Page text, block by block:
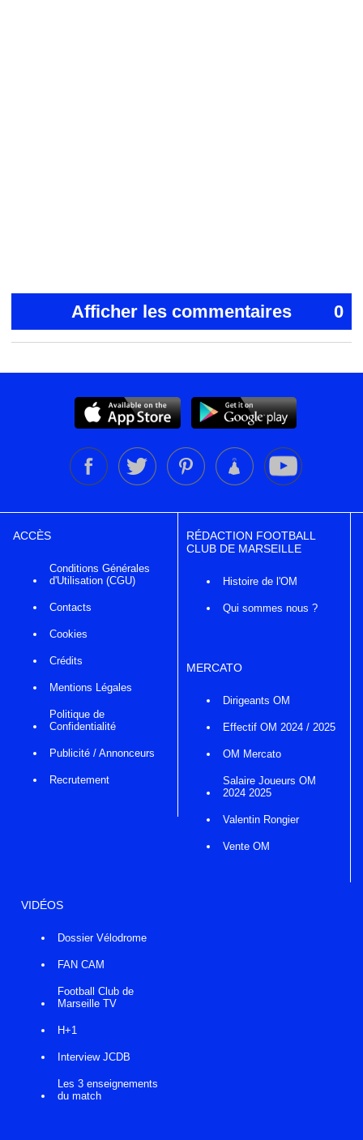
Afficher les commentaires 0
ACCÈS
Conditions Générales
d'Utilisation (CGU)
Contacts
Cookies
Crédits
Mentions Légales
Politique de
Confidentialité
Publicité / Annonceurs
Recrutement
RÉDACTION FOOTBALL
CLUB DE MARSEILLE
Histoire de l'OM
Qui sommes nous ?
MERCATO
Dirigeants OM
Effectif OM 2024 / 2025
OM Mercato
Salaire Joueurs OM
2024 2025
Valentin Rongier
Vente OM
VIDÉOS
Dossier Vélodrome
FAN CAM
Football Club de
Marseille TV
H+1
Interview JCDB
Les 3 enseignements
du match